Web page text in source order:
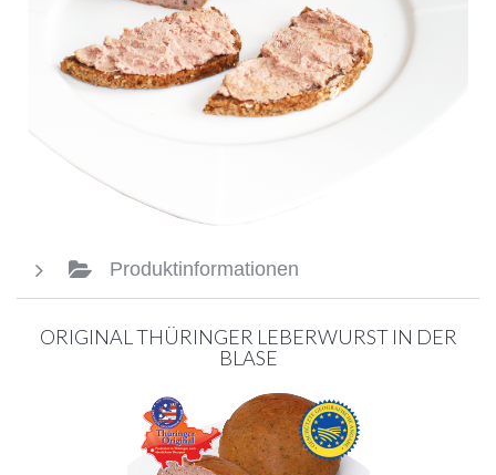
Produktinformationen
ORIGINAL THÜRINGER LEBERWURST IN DER
BLASE